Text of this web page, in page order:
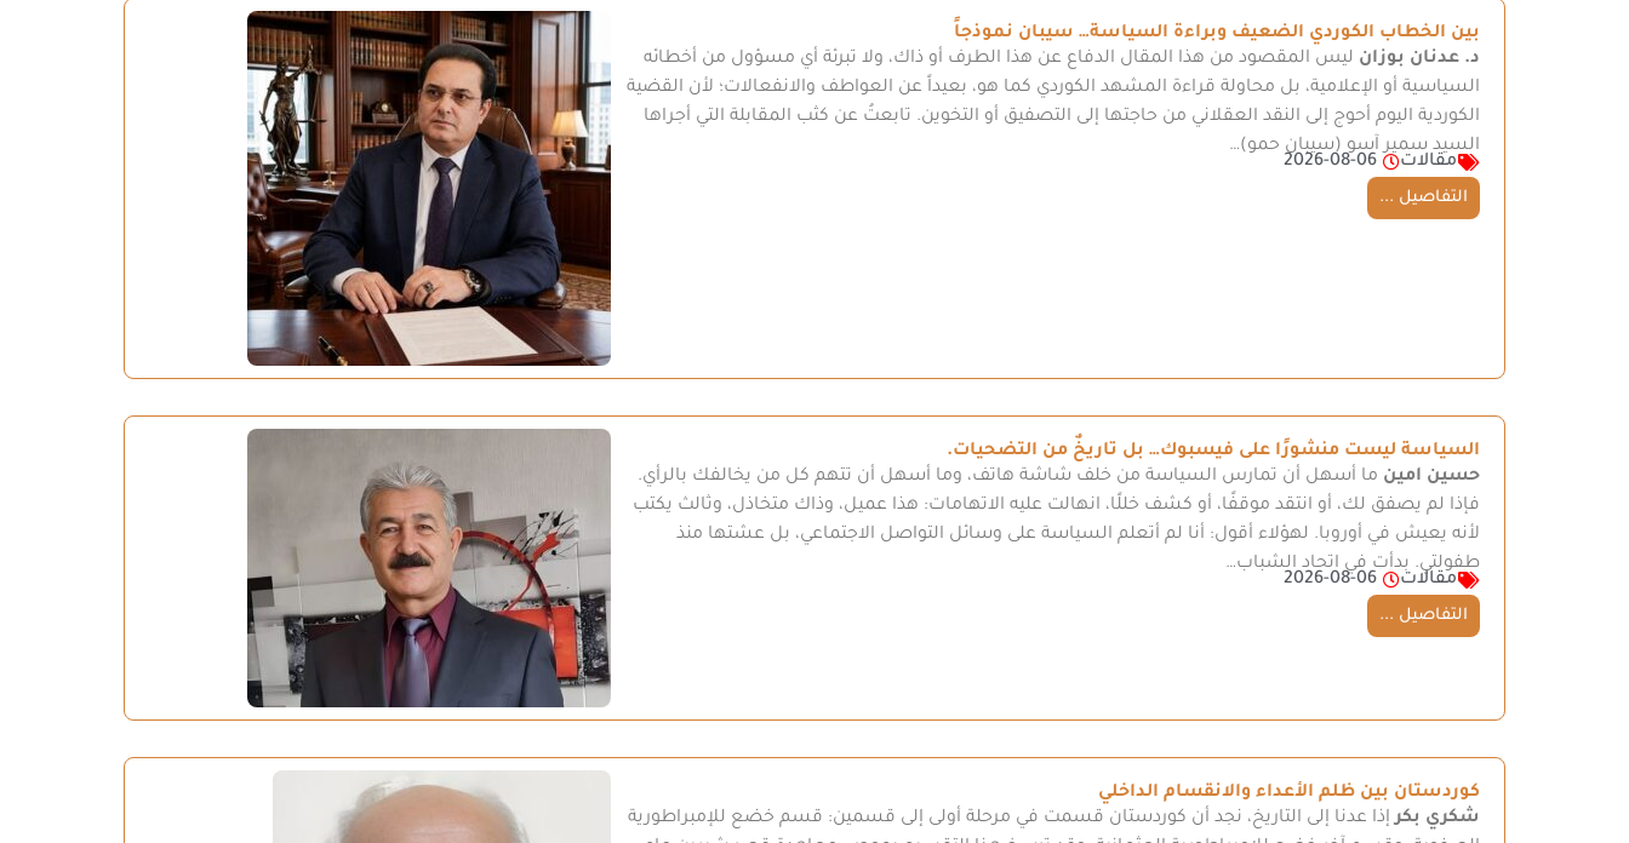
بين الخطاب الكوردي الضعيف وبراءة السياسة… سيبان نموذجاً
د. عدنان بوزان ليس المقصود من هذا المقال الدفاع عن هذا الطرف أو ذاك، ولا تبرئة أي مسؤول من أخطائه
السياسية أو الإعلامية، بل محاولة قراءة المشهد الكوردي كما هو، بعيداً عن العواطف والانفعالات؛ لأن القضية
الكوردية اليوم أحوج إلى النقد العقلاني من حاجتها إلى التصفيق أو التخوين. تابعتُ عن كثب المقابلة التي أجراها
السيد سمير آسو (سيبان حمو)…
مقالات
2026-08-06
التفاصيل ...
السياسة ليست منشورًا على فيسبوك… بل تاريخٌ من التضحيات.
حسين امين ما أسهل أن تمارس السياسة من خلف شاشة هاتف، وما أسهل أن تتهم كل من يخالفك بالرأي.
فإذا لم يصفق لك، أو انتقد موقفًا، أو كشف خللًا، انهالت عليه الاتهامات: هذا عميل، وذاك متخاذل، وثالث يكتب
لأنه يعيش في أوروبا. لهؤلاء أقول: أنا لم أتعلم السياسة على وسائل التواصل الاجتماعي، بل عشتها منذ
طفولتي. بدأت في اتحاد الشباب…
مقالات
2026-08-06
التفاصيل ...
كوردستان بين ظلم الأعداء والانقسام الداخلي
شكري بكرإذا عدنا إلى التاريخ، نجد أن كوردستان قسمت في مرحلة أولى إلى قسمين: قسم خضع للإمبراطورية